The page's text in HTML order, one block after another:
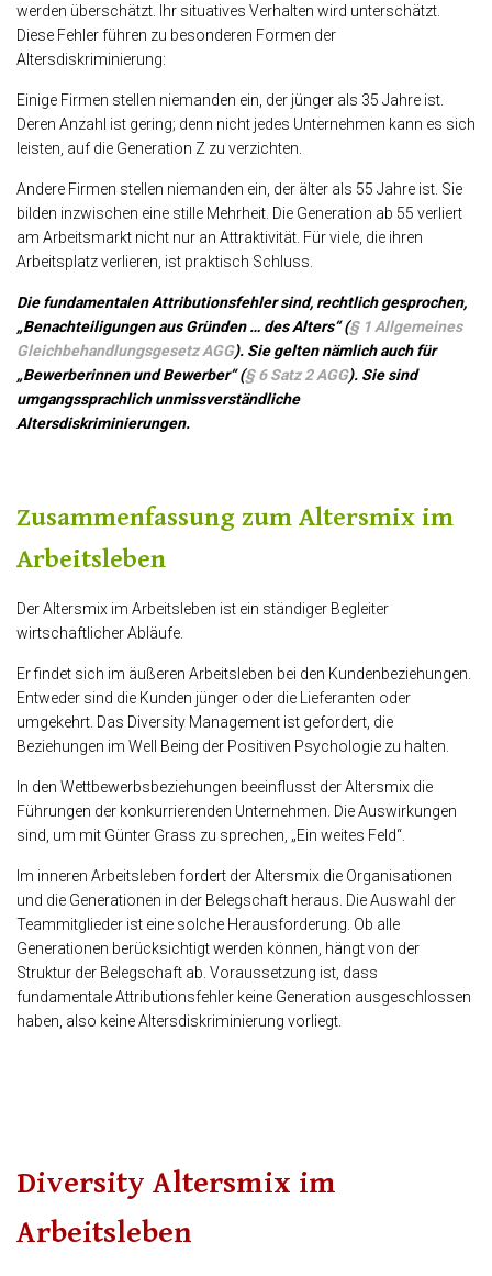
werden überschätzt. Ihr situatives Verhalten wird unterschätzt.
Diese Fehler führen zu besonderen Formen der
Altersdiskriminierung:
Einige Firmen stellen niemanden ein, der jünger als 35 Jahre ist.
Deren Anzahl ist gering; denn nicht jedes Unternehmen kann es sich
leisten, auf die Generation Z zu verzichten.
Andere Firmen stellen niemanden ein, der älter als 55 Jahre ist. Sie
bilden inzwischen eine stille Mehrheit. Die Generation ab 55 verliert
am Arbeitsmarkt nicht nur an Attraktivität. Für viele, die ihren
Arbeitsplatz verlieren, ist praktisch Schluss.
Die fundamentalen Attributionsfehler sind, rechtlich gesprochen,
„Benachteiligungen aus Gründen … des Alters“ (§ 1 Allgemeines
Gleichbehandlungsgesetz AGG). Sie gelten nämlich auch für
„Bewerberinnen und Bewerber“ (§ 6 Satz 2 AGG). Sie sind
umgangssprachlich unmissverständliche
Altersdiskriminierungen.
Zusammenfassung zum Altersmix im
Arbeitsleben
Der Altersmix im Arbeitsleben ist ein ständiger Begleiter
wirtschaftlicher Abläufe.
Er findet sich im äußeren Arbeitsleben bei den Kundenbeziehungen.
Entweder sind die Kunden jünger oder die Lieferanten oder
umgekehrt. Das Diversity Management ist gefordert, die
Beziehungen im Well Being der Positiven Psychologie zu halten.
In den Wettbewerbsbeziehungen beeinflusst der Altersmix die
Führungen der konkurrierenden Unternehmen. Die Auswirkungen
sind, um mit Günter Grass zu sprechen, „Ein weites Feld“.
Im inneren Arbeitsleben fordert der Altersmix die Organisationen
und die Generationen in der Belegschaft heraus. Die Auswahl der
Teammitglieder ist eine solche Herausforderung. Ob alle
Generationen berücksichtigt werden können, hängt von der
Struktur der Belegschaft ab. Voraussetzung ist, dass
fundamentale Attributionsfehler keine Generation ausgeschlossen
haben, also keine Altersdiskriminierung vorliegt.
Diversity Altersmix im
Arbeitsleben